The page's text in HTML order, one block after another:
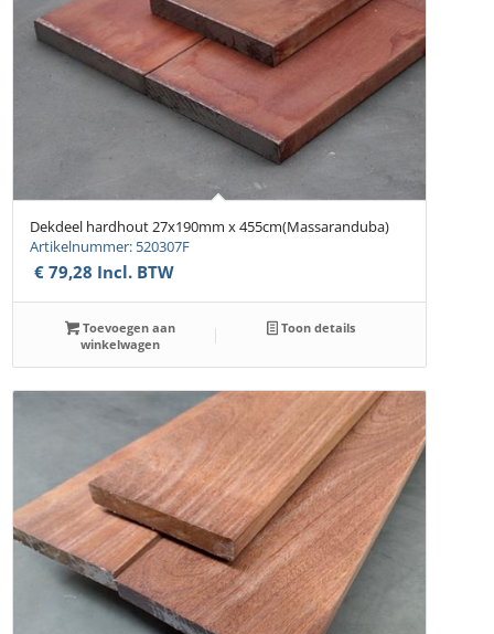
Dekdeel hardhout 27x190mm x 455cm(Massaranduba)
Artikelnummer: 520307F
€ 79,28 Incl. BTW
Toevoegen aan
winkelwagen
Toon details